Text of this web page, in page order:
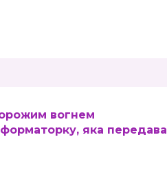
вогнем
яка